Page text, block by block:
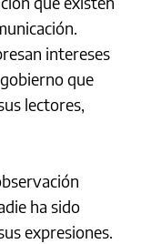
intereses
que
lectores,
ha sido
expresiones.